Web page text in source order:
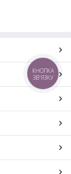
КНОПКА
ЗВ'ЯЗКУ